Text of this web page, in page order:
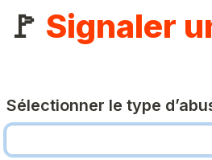
🚩 Signaler
Sélectionner le type